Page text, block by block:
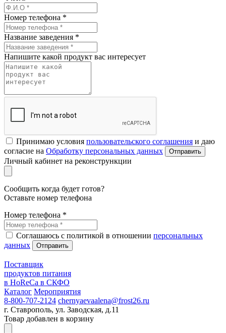
Номер телефона *
Название заведения *
Напишите какой продукт вас интересует
Принимаю условия пользовательского соглашения и даю
согласие на Обработку персональных данных Отправить
Личный кабинет на реконстрункции
Сообщить когда будет готов?
Оставьте номер телефона
Номер телефона *
Соглашаюсь с политикой в отношении персональных
данных
Отправить
Поставщик
продуктов питания
в HoReCa в СКФО
Каталог Мероприятия
8-800-707-2124 chernyaevaalena@frost26.ru
г. Ставрополь, ул. Заводская, д.11
Товар добавлен в корзину